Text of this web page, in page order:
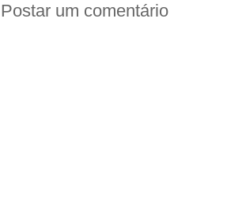
Postar um comentário